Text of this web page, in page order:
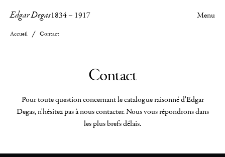
Edgar Degas1834– 1917 Menu
Accueil Contact
Contact
Pour toute question concernant le catalogue raisonné d'Edgar
Degas, n'hésitez pas à nous contacter. Nous vous répondrons dans
les plus brefs délais.